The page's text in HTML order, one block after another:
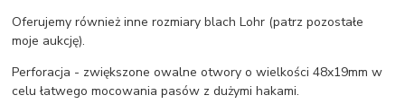
Oferujemy również inne rozmiary blach Lohr (patrz pozostałe
moje aukcję).
Perforacja - zwiększone owalne otwory o wielkości 48x19mm w
celu łatwego mocowania pasów z dużymi hakami.